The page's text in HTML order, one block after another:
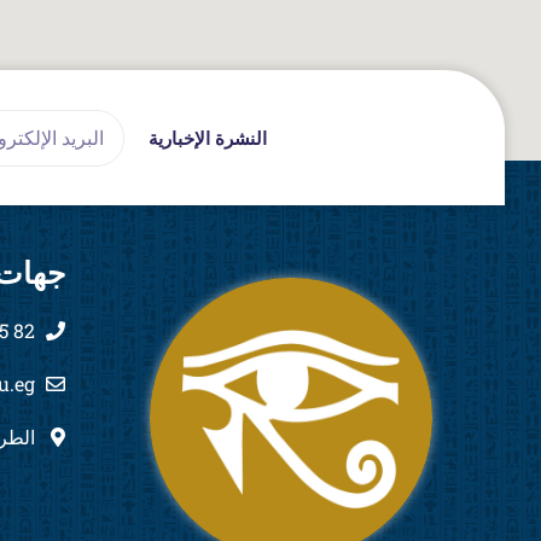
النشرة الإخبارية
82 555 444 2011+